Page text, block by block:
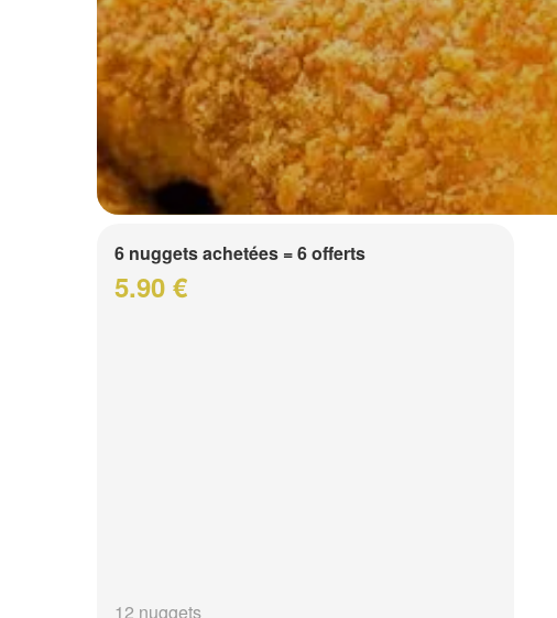
6 nuggets achetées = 6 offerts
5.90 €
12 nuggets